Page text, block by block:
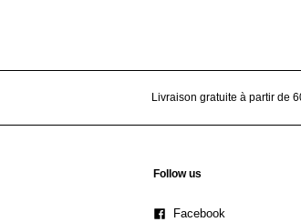
Livraison gratuite à partir de
Follow us
Facebook